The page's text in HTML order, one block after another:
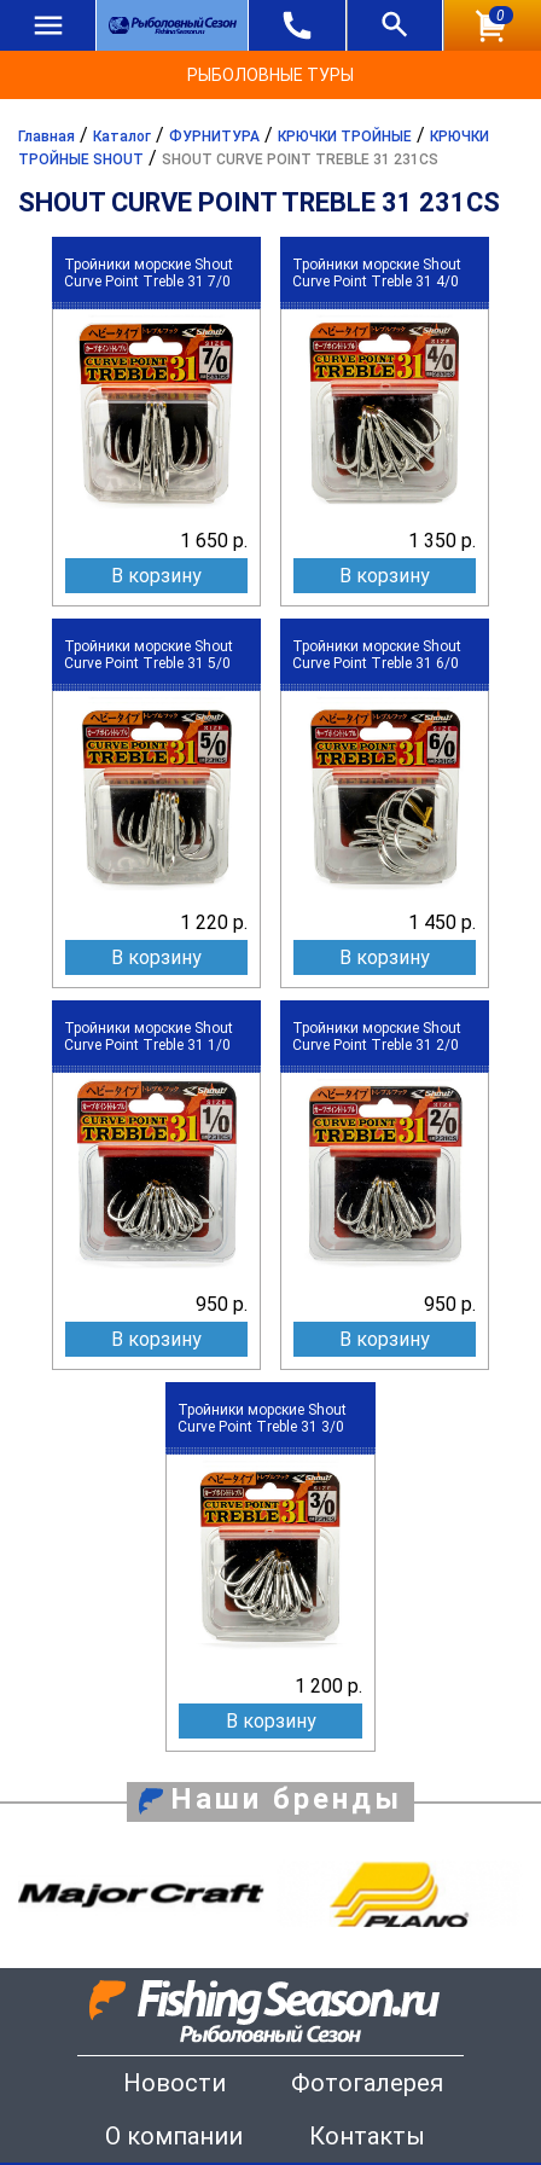
0
РЫБОЛОВНЫЕ ТУРЫ
Главная / Каталог / ФУРНИТУРА / КРЮЧКИ ТРОЙНЫЕ / КРЮЧКИ
ТРОЙНЫЕ SHOUT / SHOUT CURVE POINT TREBLE 31 231CS
SHOUT CURVE POINT TREBLE 31 231CS
Тройники морские Shout
Curve Point Treble 31 7/0
1 650 р.
В корзину
Тройники морские Shout
Curve Point Treble 31 4/0
1 350 р.
В корзину
Тройники морские Shout
Curve Point Treble 31 5/0
1 220 р.
В корзину
Тройники морские Shout
Curve Point Treble 31 6/0
1 450 р.
В корзину
Тройники морские Shout
Curve Point Treble 31 1/0
950 р.
В корзину
Тройники морские Shout
Curve Point Treble 31 2/0
950 р.
В корзину
Тройники морские Shout
Curve Point Treble 31 3/0
1 200 р.
В корзину
Наши бренды
Новости
Фотогалерея
О компании
Контакты